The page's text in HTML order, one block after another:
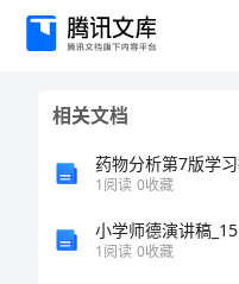
2024
相关文档
1阅读 0收藏
小学师德演讲稿_15
1阅读 0收藏